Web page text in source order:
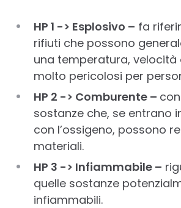
HP 1 -> Esplosivo – fa
rifiuti che possono
una temperatura, velocità
molto pericolosi per
HP 2 -> Comburente –
sostanze che, se entrano
con l’ossigeno, possono
materiali.
HP 3 -> Infiammabile –
quelle sostanze
infiammabili.